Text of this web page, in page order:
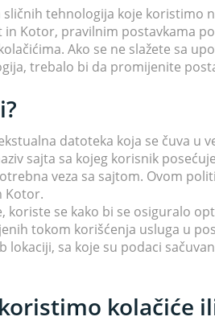
tehnologija koje koristimo
in Kotor, pravilnim postavkama
Ako se ne slažete sa
trebalo bi da promijenite
datoteka koja se čuva u
sajta sa kojeg korisnik
veza sa sajtom. Ovom
Kotor.
koriste se kako bi se osiguralo
tokom korišćenja usluga u
lokaciji, sa koje su podaci
kolačiće